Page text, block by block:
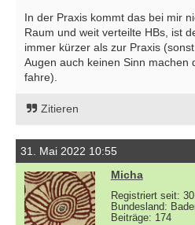
In der Praxis kommt das bei mir
Raum und weit verteilte HBs, ist
immer kürzer als zur Praxis
Augen auch keinen Sinn machen
fahre).
Zitieren
31. Mai 2022 10:55
Micha
Registriert seit:
Bundesland:
Beiträge: 174